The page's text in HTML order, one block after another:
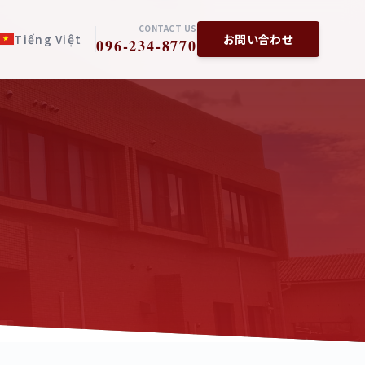
Tiếng Việt
CONTACT US
096-234-8770 お問い合わせ